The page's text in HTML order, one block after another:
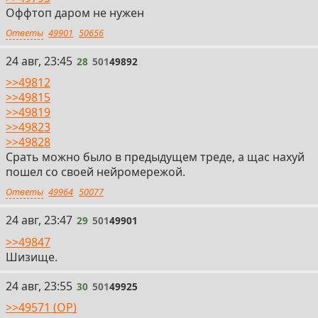
если даже бандиты дошли до этой жопы и смогли
занять несколько строений в округе
Откуда приходят сталкеры сюда, как
организовывается логистика — нихуя непонятно
Судя по отсутствию предметов и признаков быта,
которые есть даже в ЧН, сталкеры в зп не срут, не ссут
и не моются
Убогость и казуальность игры в целом, попытка
закоса под фоллаут и ориентация на аудиторию 6+
Каждая фракция — идеализированное и безликое хуй
пойми что
Оффтоп даром не нужен
Ответы 49901 50656
28
24 авг, 23:45 28 50149892
>>49812
>>49815
>>49819
>>49823
>>49828
Срать можно было в предыдущем треде, а щас нахуй
пошел со своей нейромережой.
Ответы 49964 50077
29
24 авг, 23:47 29 50149901
>>49847
Шизище.
30
24 авг, 23:55 30 50149925
>>49571 (OP)